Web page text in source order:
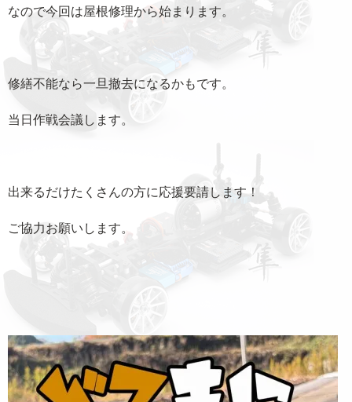
なので今回は屋根修理から始まります。
修繕不能なら一旦撤去になるかもです。
当日作戦会議します。
出来るだけたくさんの方に応援要請します！
ご協力お願いします。